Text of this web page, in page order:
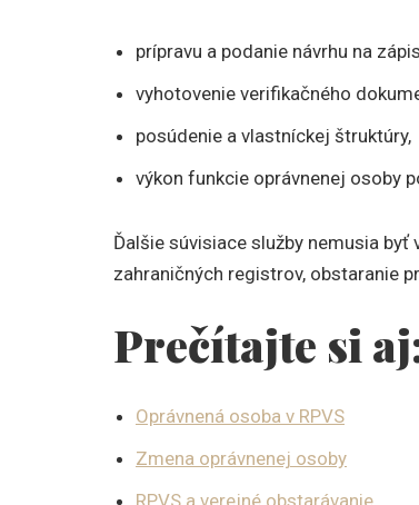
prípravu a podanie návrhu na
vyhotovenie verifikačného
posúdenie a vlastníckej štruktúry,
výkon funkcie oprávnenej osoby
Ďalšie súvisiace služby nemusia byť
zahraničných registrov, obstaranie
Prečítajte si
Oprávnená osoba v RPVS
Zmena oprávnenej osoby